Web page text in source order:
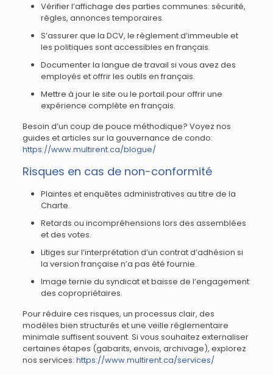
Vérifier l’affichage des parties communes: sécurité,
règles, annonces temporaires.
S’assurer que la DCV, le règlement d’immeuble et
les politiques sont accessibles en français.
Documenter la langue de travail si vous avez des
employés et offrir les outils en français.
Mettre à jour le site ou le portail pour offrir une
expérience complète en français.
Besoin d’un coup de pouce méthodique? Voyez nos
guides et articles sur la gouvernance de condo:
https://www.multirent.ca/blogue/
Risques en cas de non-conformité
Plaintes et enquêtes administratives au titre de la
Charte.
Retards ou incompréhensions lors des assemblées
et des votes.
Litiges sur l’interprétation d’un contrat d’adhésion si
la version française n’a pas été fournie.
Image ternie du syndicat et baisse de l’engagement
des copropriétaires.
Pour réduire ces risques, un processus clair, des
modèles bien structurés et une veille réglementaire
minimale suffisent souvent. Si vous souhaitez externaliser
certaines étapes (gabarits, envois, archivage), explorez
nos services: https://www.multirent.ca/services/